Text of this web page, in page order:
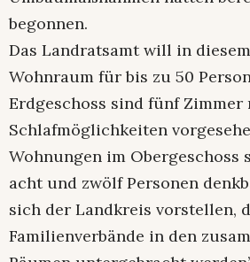
begonnen.
Das Landratsamt will in
Wohnraum für bis zu 50
Erdgeschoss sind fünf Zimmer
Schlafmöglichkeiten
Wohnungen im Obergeschoss
acht und zwölf Personen
sich der Landkreis vorstellen,
Familienverbände in den